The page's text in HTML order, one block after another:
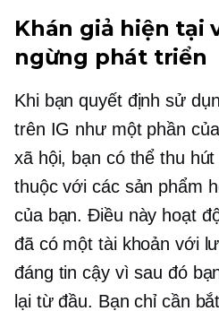
Khán giả hiện tại
ngừng phát triển
Khi bạn quyết định sử
trên IG như một phần
xã hội, bạn có thể thu
thuộc với các sản phẩm
của bạn. Điều này hoạt
đã có một tài khoản với
đáng tin cậy vì sau đó
lại từ đầu. Bạn chỉ cần